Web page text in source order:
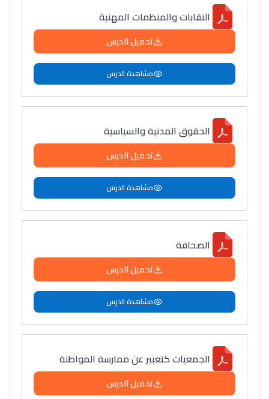
سامورا
بطلة المغرب فالقفز
الطولي، ملاك البردع
كتحكي على تجربتها
فالرّياضة و الدّراسة
النقابات والمنظمات المهنية
تحميل الدرس
مشاهدة الدرس
الحقوق المدنية والسياسية
تحميل الدرس
مشاهدة الدرس
الصحافة
تحميل الدرس
مشاهدة الدرس
الجمعيات كتعبير عن ممارسة المواطنة
تحميل الدرس